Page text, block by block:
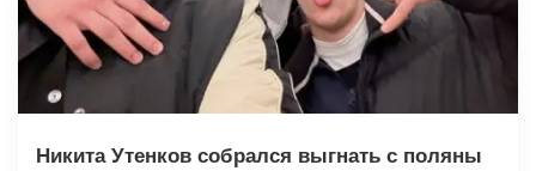
Никита Утенков собрался выгнать с поляны